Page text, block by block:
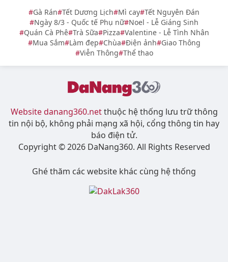
Gà Rán Tết Dương Lịch Mì cay Tết Nguyên Đán
Ngày 8/3 - Quốc tế Phụ nữ Noel - Lễ Giáng Sinh
Quán Cà Phê Trà Sữa Pizza Valentine - Lễ Tình Nhân
Mua Sắm Làm đẹp Chùa Điện ảnh Giao Thông
Viễn Thông Thể thao
Website danang360.netthuộc hệ thống lưu trữ thông
tin nội bộ, không phải mạng xã hội, cổng thông tin hay
báo điện tử.
Copyright © 2026 DaNang360. All Rights Reserved
Ghé thăm các website khác cùng hệ thống